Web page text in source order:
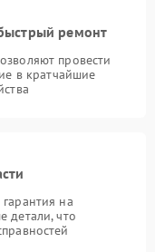
ремонт
провести
в кратчайшие
на
детали, что